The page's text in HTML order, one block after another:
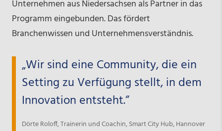
Unternehmen aus Niedersachsen als Partner in das
Programm eingebunden. Das fördert
Branchenwissen und Unternehmensverständnis.
„Wir sind eine Community, die ein
Setting zu Verfügung stellt, in dem
Innovation entsteht.“
Dörte Roloff, Trainerin und Coachin, Smart City Hub, Hannover